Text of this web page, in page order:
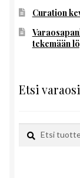
Curation
tekemään
Etsi
Etsi:
Haku